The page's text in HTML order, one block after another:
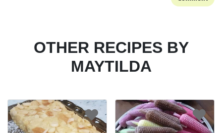
OTHER RECIPES BY
MAYTILDA